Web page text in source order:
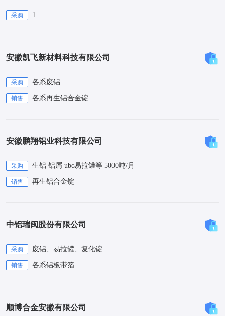
采购 1
安徽凯飞新材料科技有限公司
采购 各系废铝
销售 各系再生铝合金锭
安徽鹏翔铝业科技有限公司
采购 生铝 铝屑 ubc易拉罐等 5000吨/月
销售 再生铝合金锭
中铝瑞闽股份有限公司
采购 废铝、易拉罐、复化锭
销售 各系铝板带箔
顺博合金安徽有限公司